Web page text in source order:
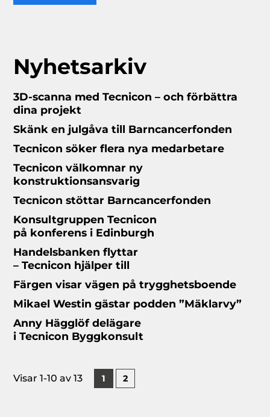
Nyhetsarkiv
3D-scanna med Tecnicon – och förbättra
dina projekt
Skänk en julgåva till Barncancerfonden
Tecnicon söker flera nya medarbetare
Tecnicon välkomnar ny
konstruktionsansvarig
Tecnicon stöttar Barncancerfonden
Konsultgruppen Tecnicon
på konferens i Edinburgh
Handelsbanken flyttar
– Tecnicon hjälper till
Färgen visar vägen på trygghetsboende
Mikael Westin gästar podden ”Mäklarvy”
Anny Hägglöf delägare
i Tecnicon Byggkonsult
Visar1-10 av 13 1 2